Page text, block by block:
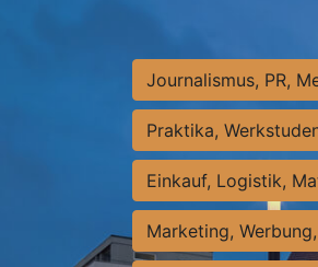
Journalismus, PR,
Praktika,
Einkauf, Logistik,
Marketing,